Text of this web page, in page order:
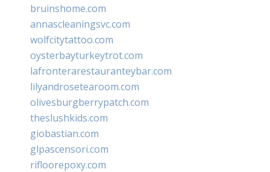
bruinshome.com
annascleaningsvc.com
wolfcitytattoo.com
oysterbayturkeytrot.com
lafronterarestauranteybar.com
lilyandrosetearoom.com
olivesburgberrypatch.com
theslushkids.com
giobastian.com
glpascensori.com
rifloorepoxy.com